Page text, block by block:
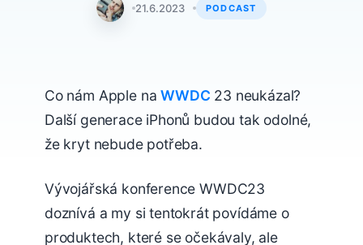
Tomáš Svoboda
21.6.2023 PODCAST
Co nám Apple naWWDC 23 neukázal?
Další generace iPhonů budou tak odolné,
že kryt nebude potřeba.
Vývojářská konference WWDC23
doznívá a my si tentokrát povídáme o
produktech, které se očekávaly, ale